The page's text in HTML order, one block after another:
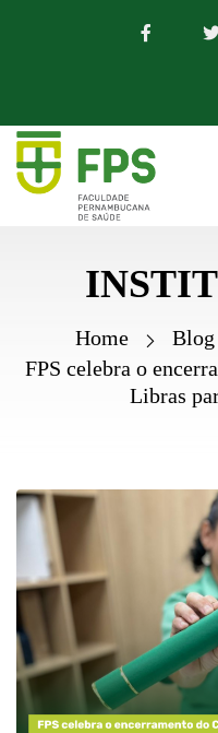
Home Blog
FPS celebra o
Libras